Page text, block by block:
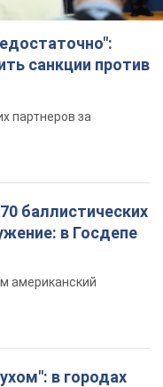
санкции против
партнеров за
баллистических
в Госдепе
американский
в городах